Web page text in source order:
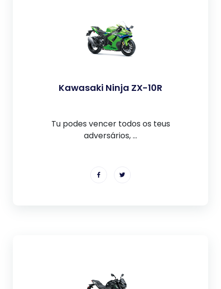
Kawasaki Ninja ZX-10R
Tu podes vencer todos os teus
adversários, ...